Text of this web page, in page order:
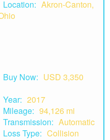
Location: Akron-Canton,
Buy Now: USD 3,350
Year: 2017
Mileage: 94,126 mi
Transmission: Automatic
Loss Type: Collision